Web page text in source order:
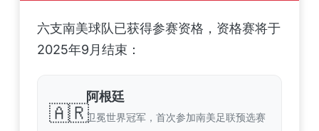
六支南美球队已获得参赛资格，资格赛将于
2025年9月结束：
🇦🇷
阿根廷
卫冕世界冠军，首次参加南美足联预选赛